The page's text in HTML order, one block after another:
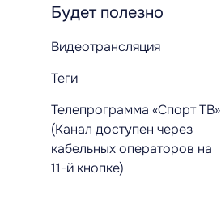
Будет полезно
Видеотрансляция
Теги
Телепрограмма «Спорт ТВ»
(Канал доступен через
кабельных операторов на
11-й кнопке)